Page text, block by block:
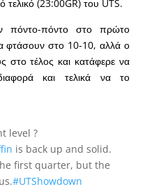
(23:00GR) του UTS.
πόντο-πόντο στο πρώτο
φτάσουν στο 10-10, αλλά ο
στο τέλος και κατάφερε να
και τελικά να το
level ?
is back up and solid.
first quarter, but the
#UTShowdown